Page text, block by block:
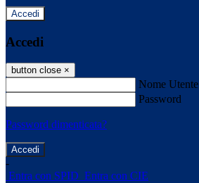
Accedi
Accedi
button close ×
Nome Utente
Password
Password dimenticata?
-
Entra con SPID Entra con CIE